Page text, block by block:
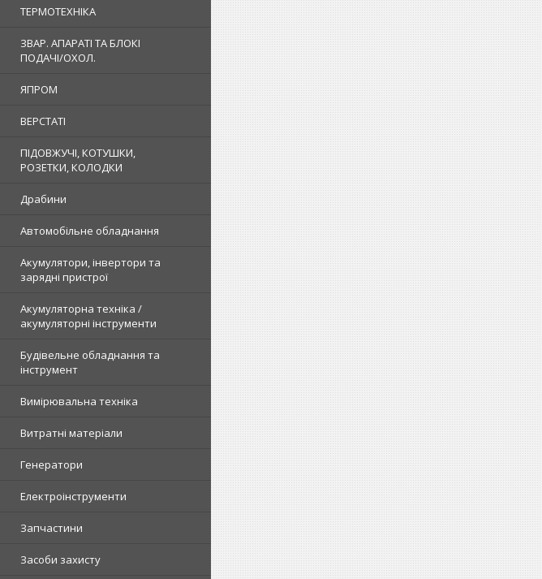
ТЕРМОТЕХНІКА
ЗВАР. АПАРАТІ ТА БЛОКІ
ПОДАЧІ/ОХОЛ.
ЯПРОМ
ВЕРСТАТІ
ПІДОВЖУЧІ, КОТУШКИ,
РОЗЕТКИ, КОЛОДКИ
Драбини
Автомобільне обладнання
Акумулятори, інвертори та
зарядні пристрої
Акумуляторна техніка /
акумуляторні інструменти
Будівельне обладнання та
інструмент
Вимірювальна техніка
Витратні матеріали
Генератори
Електроінструменти
Запчастини
Засоби захисту